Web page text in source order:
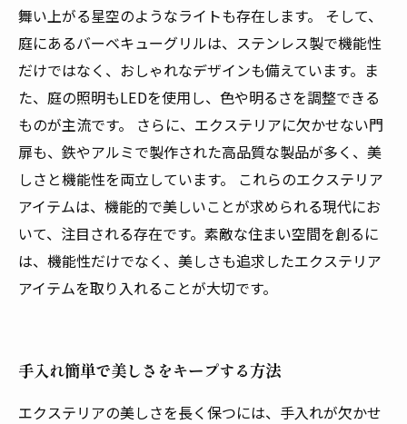
舞い上がる星空のようなライトも存在します。 そして、
庭にあるバーベキューグリルは、ステンレス製で機能性
だけではなく、おしゃれなデザインも備えています。ま
た、庭の照明もLEDを使用し、色や明るさを調整できる
ものが主流です。 さらに、エクステリアに欠かせない門
扉も、鉄やアルミで製作された高品質な製品が多く、美
しさと機能性を両立しています。 これらのエクステリア
アイテムは、機能的で美しいことが求められる現代にお
いて、注目される存在です。素敵な住まい空間を創るに
は、機能性だけでなく、美しさも追求したエクステリア
アイテムを取り入れることが大切です。
手入れ簡単で美しさをキープする方法
エクステリアの美しさを長く保つには、手入れが欠かせ